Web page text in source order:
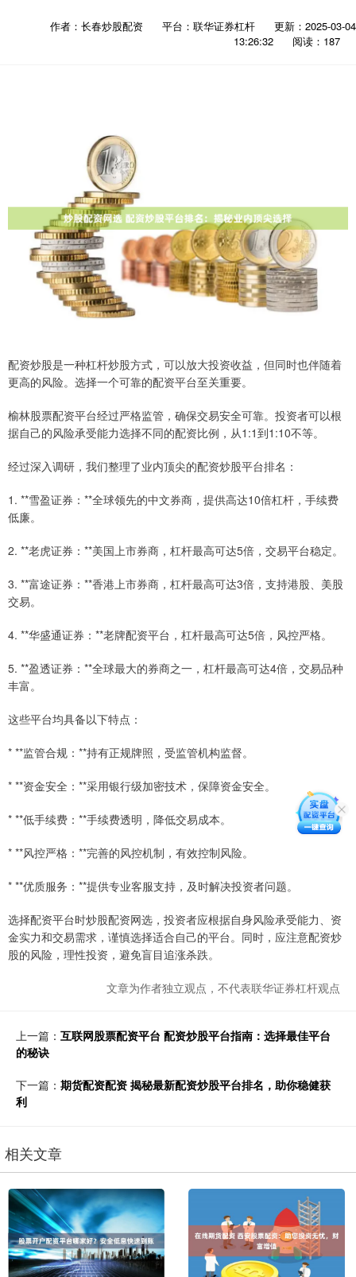
作者：长春炒股配资 平台：联华证券杠杆
更新：2025-03-04
13:26:32
阅读：187
配资炒股是一种杠杆炒股方式，可以放大投资收益，但同时也伴随着
更高的风险。选择一个可靠的配资平台至关重要。
榆林股票配资平台经过严格监管，确保交易安全可靠。投资者可以根
据自己的风险承受能力选择不同的配资比例，从1:1到1:10不等。
经过深入调研，我们整理了业内顶尖的配资炒股平台排名：
1. **雪盈证券：**全球领先的中文券商，提供高达10倍杠杆，手续费
低廉。
2. **老虎证券：**美国上市券商，杠杆最高可达5倍，交易平台稳定。
3. **富途证券：**香港上市券商，杠杆最高可达3倍，支持港股、美股
交易。
4. **华盛通证券：**老牌配资平台，杠杆最高可达5倍，风控严格。
5. **盈透证券：**全球最大的券商之一，杠杆最高可达4倍，交易品种
丰富。
这些平台均具备以下特点：
* **监管合规：**持有正规牌照，受监管机构监督。
* **资金安全：**采用银行级加密技术，保障资金安全。
* **低手续费：**手续费透明，降低交易成本。
* **风控严格：**完善的风控机制，有效控制风险。
* **优质服务：**提供专业客服支持，及时解决投资者问题。
选择配资平台时炒股配资网选，投资者应根据自身风险承受能力、资
金实力和交易需求，谨慎选择适合自己的平台。同时，应注意配资炒
股的风险，理性投资，避免盲目追涨杀跌。
文章为作者独立观点，不代表联华证券杠杆观点
上一篇： 互联网股票配资平台 配资炒股平台指南：选择最佳平台
的秘诀
下一篇： 期货配资配资 揭秘最新配资炒股平台排名，助你稳健获
利
相关文章